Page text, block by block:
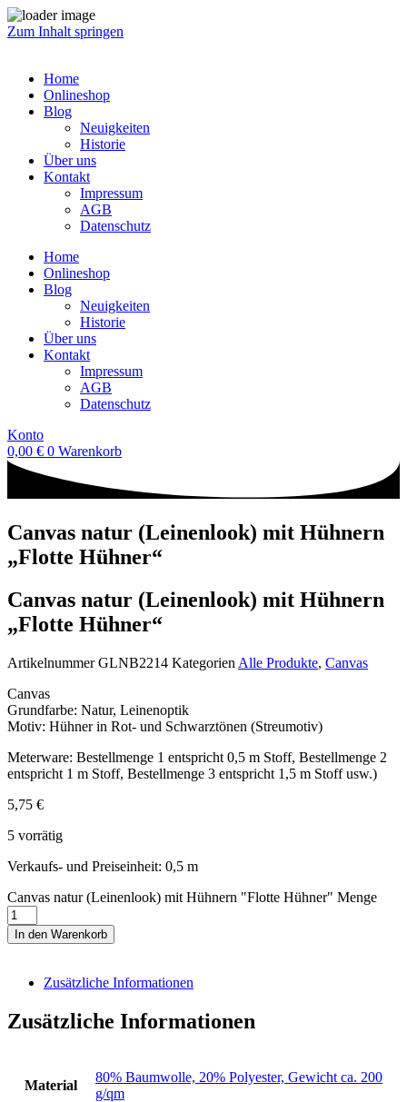
Zum Inhalt springen
Home
Onlineshop
Blog
Neuigkeiten
Historie
Über uns
Kontakt
Impressum
AGB
Datenschutz
Home
Onlineshop
Blog
Neuigkeiten
Historie
Über uns
Kontakt
Impressum
AGB
Datenschutz
Konto
0,00 € 0 Warenkorb
Canvas natur (Leinenlook) mit Hühnern
„Flotte Hühner“
Canvas natur (Leinenlook) mit Hühnern
„Flotte Hühner“
ArtikelnummerGLNB2214 Kategorien Alle Produkte, Canvas
Canvas
Grundfarbe: Natur, Leinenoptik
Motiv: Hühner in Rot- und Schwarztönen (Streumotiv)
Meterware: Bestellmenge 1 entspricht 0,5 m Stoff, Bestellmenge 2
entspricht 1 m Stoff, Bestellmenge 3 entspricht 1,5 m Stoff usw.)
5,75 €
5 vorrätig
Verkaufs- und Preiseinheit: 0,5 m
Canvas natur (Leinenlook) mit Hühnern "Flotte Hühner" Menge
In den Warenkorb
Zusätzliche Informationen
Zusätzliche Informationen
Material
80% Baumwolle, 20% Polyester, Gewicht ca. 200
g/qm